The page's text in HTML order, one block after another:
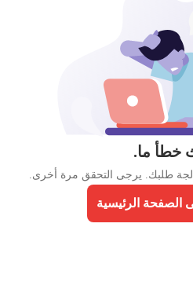
خطأ ما.
طلبك. يرجى التحقق مرة أخرى.
الصفحة الرئيسية